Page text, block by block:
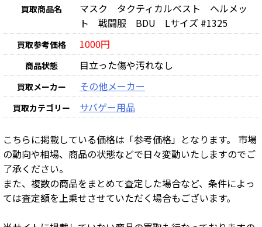
買取商品名
マスク タクティカルベスト ヘルメッ
ト 戦闘服 BDU Lサイズ #1325
買取参考価格 1000円
商品状態 目立った傷や汚れなし
買取メーカー その他メーカー
買取カテゴリー サバゲー用品
こちらに掲載している価格は「参考価格」となります。 市場
の動向や相場、商品の状態などで日々変動いたしますのでご
了承ください。
また、複数の商品をまとめて査定した場合など、条件によっ
ては査定額を上乗せさせていただく場合もございます。